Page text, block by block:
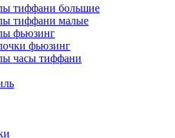
тиффани большие
тиффани малые
фьюзинг
фьюзинг
часы тиффани